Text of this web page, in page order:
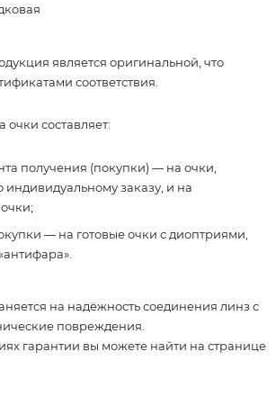
является оригинальной, что
соответствия.
составляет:
получения (покупки) — на очки,
индивидуальному заказу, и на
— на готовые очки с диоптриями,
на надёжность соединения линз с
повреждения.
гарантии вы можете найти на странице